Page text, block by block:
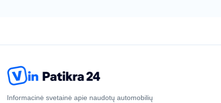
Informacinė svetainė apie naudotų automobilių